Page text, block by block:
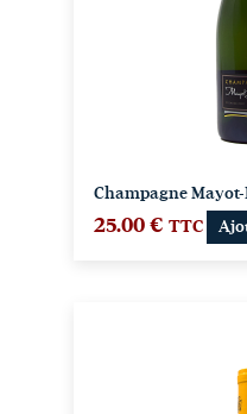
Champagne
25.00 € TTC